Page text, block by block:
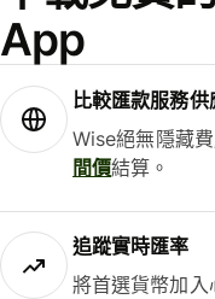
App
比較匯款服務供
Wise絕無隱藏
間價結算。
追蹤實時匯率
將首選貨幣加入